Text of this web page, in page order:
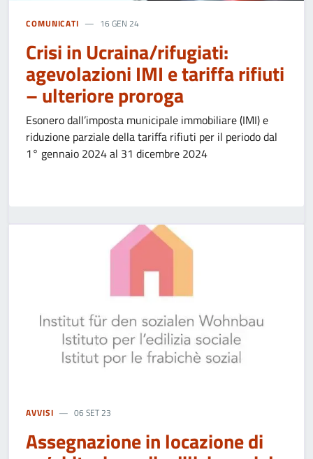
COMUNICATI 16 GEN 24
Crisi in Ucraina/rifugiati:
agevolazioni IMI e tariffa rifiuti
– ulteriore proroga
Esonero dall’imposta municipale immobiliare (IMI) e
riduzione parziale della tariffa rifiuti per il periodo dal
1° gennaio 2024 al 31 dicembre 2024
AVVISI 06 SET 23
Assegnazione in locazione di